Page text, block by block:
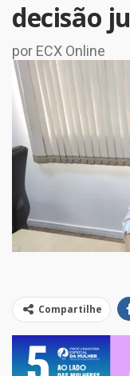
decisão
por ECX Online
Compartilhe